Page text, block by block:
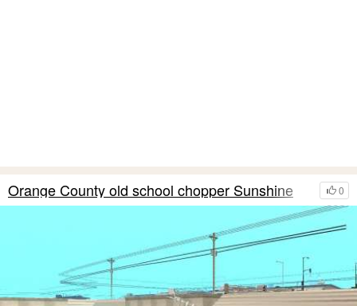
0
Orange County old school chopper Sunshine